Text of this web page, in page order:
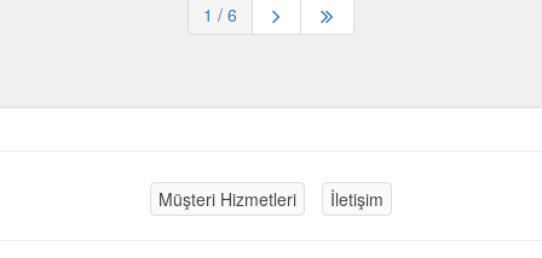
1 / 6
Müşteri Hizmetleri İletişim